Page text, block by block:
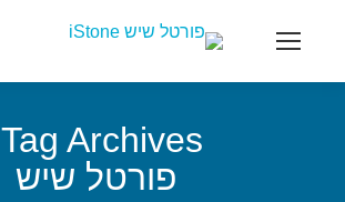
Tag Archives:
פורטל שיש